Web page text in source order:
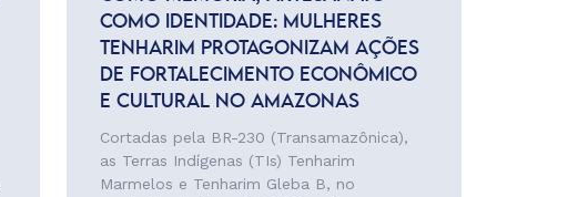
COMO IDENTIDADE: MULHERES
TENHARIM PROTAGONIZAM AÇÕES
DE FORTALECIMENTO ECONÔMICO
E CULTURAL NO AMAZONAS
Cortadas pela BR-230 (Transamazônica),
as Terras Indígenas (TIs) Tenharim
Marmelos e Tenharim Gleba B, no